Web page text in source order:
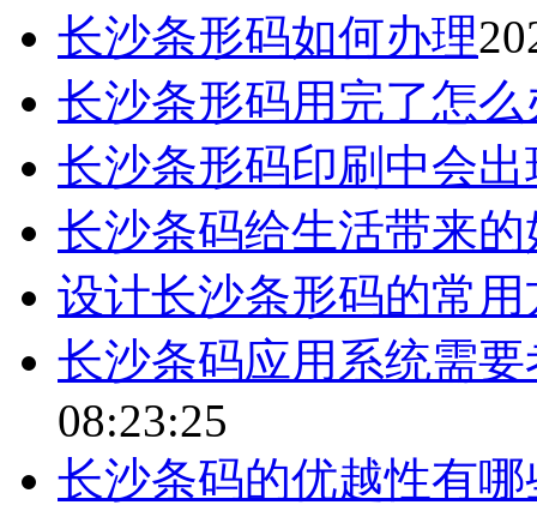
长沙条形码如何办理
长沙条形码用完了怎么
长沙条形码印刷中会
长沙条码给生活带来的
设计长沙条形码的常用
长沙条码应用系统需
08:23:25
长沙条码的优越性有哪